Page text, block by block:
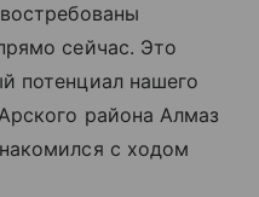
сейчас. Это
потенциал нашего
района Алмаз
с ходом